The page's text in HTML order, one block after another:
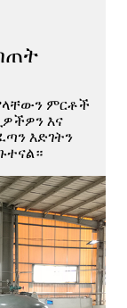
ምርቶች
እና
እድገትን